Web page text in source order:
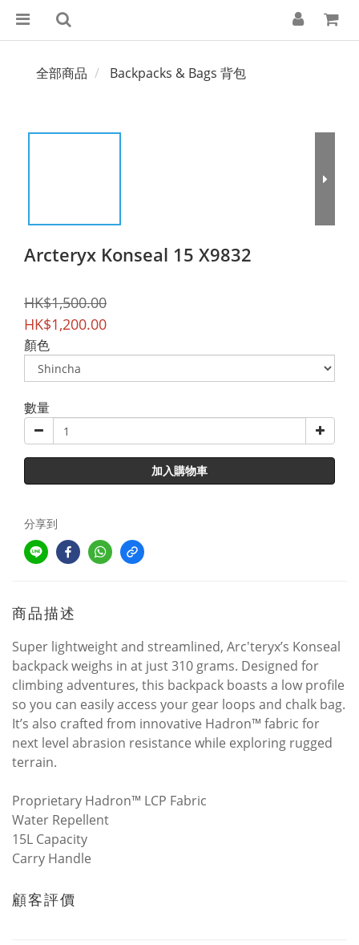
全部商品 Backpacks & Bags 背包
Arcteryx Konseal 15 X9832
HK$1,500.00
HK$1,200.00
顏色
數量
加入購物車
分享到
商品描述
Super lightweight and streamlined, Arc'teryx’s Konseal
backpack weighs in at just 310 grams. Designed for
climbing adventures, this backpack boasts a low profile
so you can easily access your gear loops and chalk bag.
It’s also crafted from innovative Hadron™ fabric for
next level abrasion resistance while exploring rugged
terrain.
Proprietary Hadron™ LCP Fabric
Water Repellent
15L Capacity
Carry Handle
顧客評價